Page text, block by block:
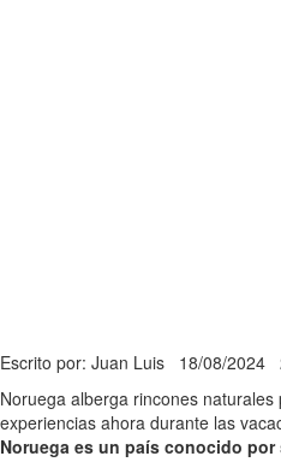
Escrito por: Juan Luis 18/08/2024
Noruega alberga rincones
experiencias ahora durante las
Noruega es un país conocido